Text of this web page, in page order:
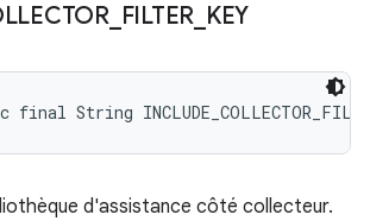
_ FILTER KEY
String
d'assistance côté collecteur.